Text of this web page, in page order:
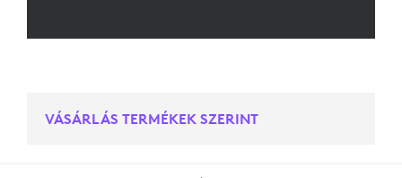
VÁSÁRLÁS TERMÉKEK SZERINT